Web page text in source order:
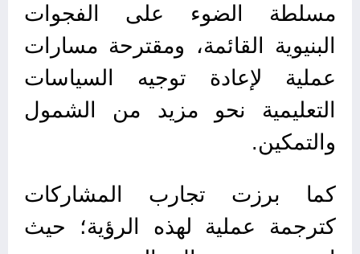
مسلطة الضوء على الفجوات
البنيوية القائمة، ومقترحة مسارات
عملية لإعادة توجيه السياسات
التعليمية نحو مزيد من الشمول
والتمكين.
كما برزت تجارب المشاركات
كترجمة عملية لهذه الرؤية؛ حيث